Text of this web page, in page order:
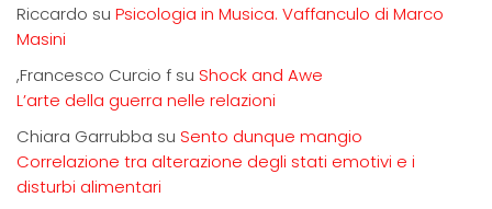
Riccardo su Psicologia in Musica. Vaffanculo di Marco
Masini
,Francesco Curcio f su Shock and Awe
L’arte della guerra nelle relazioni
Chiara Garrubba su Sento dunque mangio
Correlazione tra alterazione degli stati emotivi e i
disturbi alimentari